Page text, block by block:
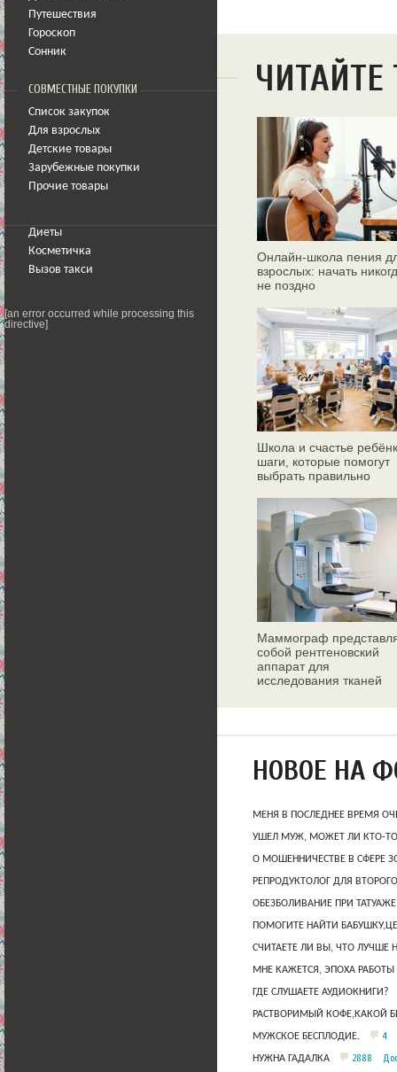
Путешествия
Гороскоп
Сонник
СОВМЕСТНЫЕ ПОКУПКИ
Список закупок
Для взрослых
Детские товары
Зарубежные покупки
Прочие товары
Диеты
Косметичка
Вызов такси
[an error occurred while processing this
directive]
Онлайн‑школа пения
взрослых: начать
не поздно
Школа и счастье
шаги, которые помогут
выбрать правильно
Маммограф
собой рентгеновский
аппарат для
исследования тканей
НОВОЕ НА
МЕНЯ В ПОСЛЕДНЕЕ ВРЕМЯ
УШЕЛ МУЖ, МОЖЕТ ЛИ КТО-ТО
О МОШЕННИЧЕСТВЕ В СФЕРЕ
РЕПРОДУКТОЛОГ ДЛЯ
ОБЕЗБОЛИВАНИЕ ПРИ
ПОМОГИТЕ НАЙТИ
СЧИТАЕТЕ ЛИ ВЫ, ЧТО ЛУЧШЕ
МНЕ КАЖЕТСЯ, ЭПОХА
ГДЕ СЛУШАЕТЕ АУДИОКНИГИ?
РАСТВОРИМЫЙ КОФЕ,КАКОЙ
МУЖСКОЕ БЕСПЛОДИЕ. 4
НУЖНА ГАДАЛКА 2888